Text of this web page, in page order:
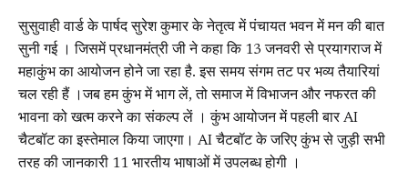
सुसुवाही वार्ड के पार्षद सुरेश कुमार के नेतृत्व में पंचायत भवन में मन की बात
सुनी गई । जिसमें प्रधानमंत्री जी ने कहा कि 13 जनवरी से प्रयागराज में
महाकुंभ का आयोजन होने जा रहा है. इस समय संगम तट पर भव्य तैयारियां
चल रही हैं ।जब हम कुंभ में भाग लें, तो समाज में विभाजन और नफरत की
भावना को खत्म करने का संकल्प लें । कुंभ आयोजन में पहली बार AI
चैटबॉट का इस्तेमाल किया जाएगा। AI चैटबॉट के जरिए कुंभ से जुड़ी सभी
तरह की जानकारी 11 भारतीय भाषाओं में उपलब्ध होगी ।